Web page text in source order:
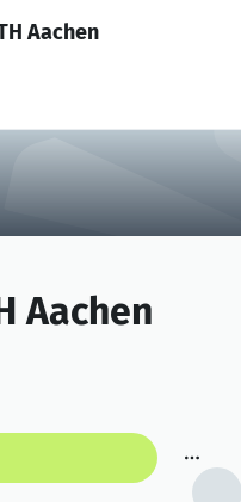
Anmelden
Aachen
Aachen